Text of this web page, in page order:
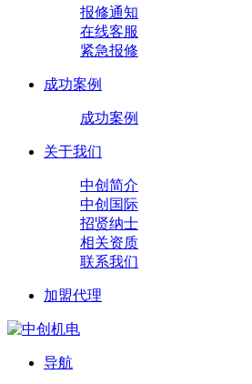
报修通知
在线客服
紧急报修
成功案例
成功案例
关于我们
中创简介
中创国际
招贤纳士
相关资质
联系我们
加盟代理
导航